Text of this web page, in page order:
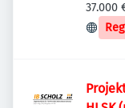
37.000